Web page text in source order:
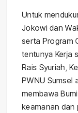
Untuk
Jokowi dan
serta Program
tentunya Kerja
Rais Syuriah,
PWNU Sumsel
membawa
keamanan dan